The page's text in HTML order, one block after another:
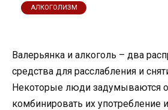
АЛКОГОЛИЗМ
Валерьянка и алкоголь – два
средства для расслабления и
Некоторые люди задумываются
комбинировать их употребление